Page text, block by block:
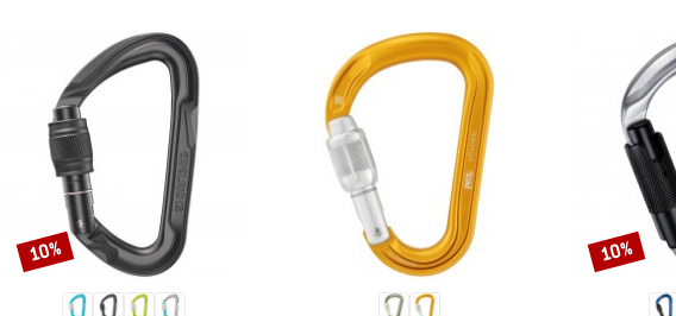
Rabat
10% Rabat
10%